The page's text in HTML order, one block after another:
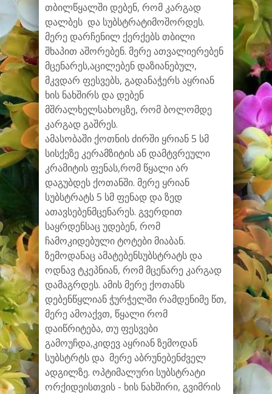
თბილწყალში დებენ, რომ კარგად
დალბეს და სუბსტრატიმოშორდეს.
მერე დარჩენილ ქერქებს თბილი
შხაპით აშორებენ. მერე ათვალიერებენ
მცენარეს,აცილებენ დაზიანებულ,
მკვდარ ფესვებს, გადანაჭერს აყრიან
ხის ნახშირს და დებენ
მშრალხელსახოცზე, რომ ბოლომდე
კარგად გაშრეს.
ამასობაში ქოთნის ძირში ყრიან 5 სმ
სისქეზე კერამზიტის ან დამტვრეული
კრამიტის ფენას,რომ წყალი არ
დაგუბდეს ქოთანში. მერე ყრიან
სუბსტრატს 5 სმ ფენად და ზედ
ათავსებენმცენარეს. გვერდით
საყრდენსაც უდებენ, რომ
ჩამოკიდებული ტოტები მიაბან.
ზემოდანაც ამატებენსუბსტრატს და
ოდნავ ტკეპნიან, რომ მცენარე კარგად
დამაგრდეს. ამის მერე ქოთანს
დებენწყლიან ჭურჭელში რამდენიმე წთ,
მერე ამოაქვთ, წყალი რომ
დაიწრიტება, თუ ფესვები
გამოუჩდა,კიდევ აყრიან ზემოდან
სუბსტრტს და მერე აბრუნებენძველ
ადგილზე. ოპტიმალური სუბსტრატი
ორქიდეისთვის - ხის ნახშირი, გვიმრის